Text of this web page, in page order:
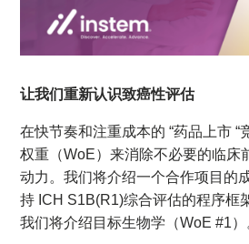
让我们重新认识致癌性评估
在快节奏和注重成本的 “药品上市 “
权重（WoE）来消除不必要的临床
动力。我们将介绍一个合作项目的
持 ICH S1B(R1)综合评估的程序框
我们将介绍目标生物学（WoE #1）